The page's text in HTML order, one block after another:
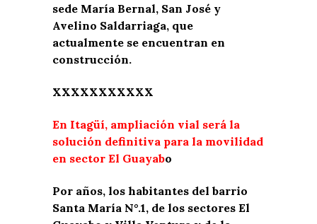
sede María Bernal, San José y
Avelino Saldarriaga, que
actualmente se encuentran en
construcción.
XXXXXXXXXXX
En Itagüí, ampliación vial será la
solución definitiva para la movilidad
en sector El Guayabo
Por años, los habitantes del barrio
Santa María N°.1, de los sectores El